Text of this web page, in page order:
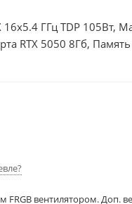
ГГц TDP 105Вт,
RTX 5050 8Гб,
FRGB вентилятором. Доп.